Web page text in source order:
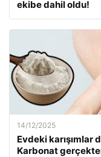
ekibe dahil oldu!
14/12/2025
Evdeki karışımlar
Karbonat